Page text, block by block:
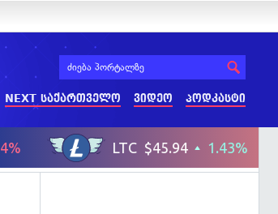
NEXT საქართველო ვიდეო პოდკასტი